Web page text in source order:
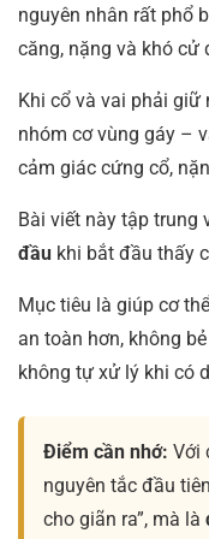
nguyên nhân rất phổ
căng, nặng và khó cử
Khi cổ và vai phải giữ
nhóm cơ vùng gáy –
cảm giác cứng cổ,
Bài viết này tập trung
đầu khi bắt đầu thấy
Mục tiêu là giúp cơ
an toàn hơn, không
không tự xử lý khi có
Điểm cần nhớ: Với
nguyên tắc đầu
cho giãn ra”, mà là